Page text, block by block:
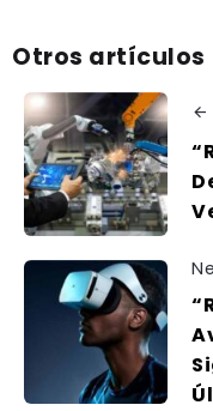
Otros artículos